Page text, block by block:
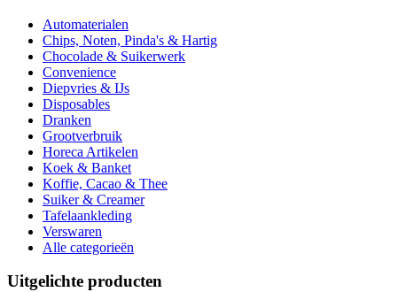
Automaterialen
Chips, Noten, Pinda's & Hartig
Chocolade & Suikerwerk
Convenience
Diepvries & IJs
Disposables
Dranken
Grootverbruik
Horeca Artikelen
Koek & Banket
Koffie, Cacao & Thee
Suiker & Creamer
Tafelaankleding
Verswaren
Alle categorieën
Uitgelichte producten